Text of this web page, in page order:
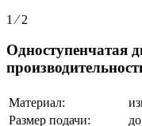
1 ⁄ 2
Одноступенчатая
Материал:
Размер подачи: